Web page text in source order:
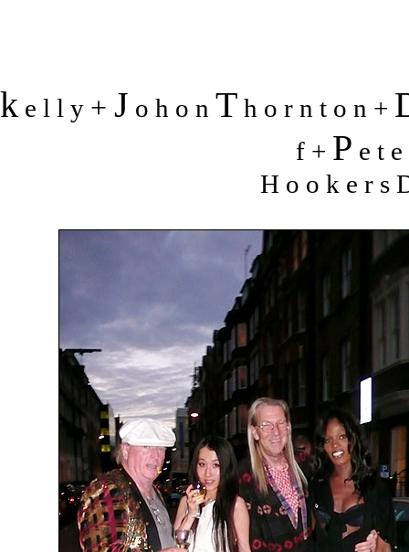
k e l l y + J o h o n T h o r n t o n +
f + P e t
H o o k e r s